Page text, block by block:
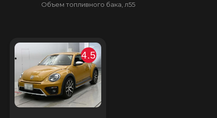
Объем топливного бака, л55
4.5